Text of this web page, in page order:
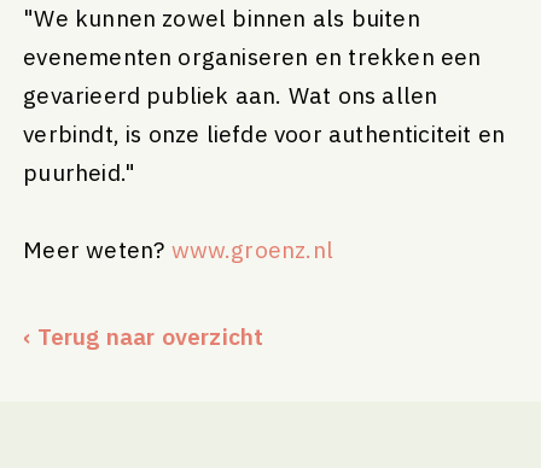
"We kunnen zowel binnen als buiten
evenementen organiseren en trekken een
gevarieerd publiek aan. Wat ons allen
verbindt, is onze liefde voor authenticiteit en
puurheid."
Meer weten? www.groenz.nl
‹ Terug naar overzicht